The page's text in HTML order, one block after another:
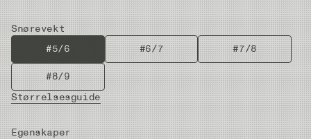
Snørevekt
#5/6
#6/7 #7/8
#8/9
Størrelsesguide
Egenskaper